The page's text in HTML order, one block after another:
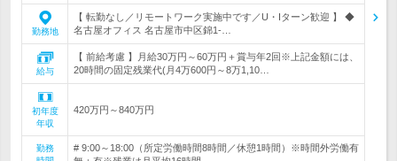
勤務地
【 転勤なし／リモートワーク実施中です／U・Iターン歓迎 】 ◆
名古屋オフィス 名古屋市中区錦1-…
給与
【 前給考慮 】月給30万円～60万円＋賞与年2回※上記金額には、
20時間の固定残業代(月4万600円～8万1,10…
初年度
年収
420万円～840万円
勤務
# 9:00～18:00（所定労働時間8時間／休憩1時間）※時間外労働有